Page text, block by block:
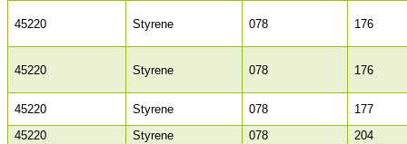
45220 Styrene 078 176
45220 Styrene 078 176
45220 Styrene 078
177
45220
Styrene 078
204